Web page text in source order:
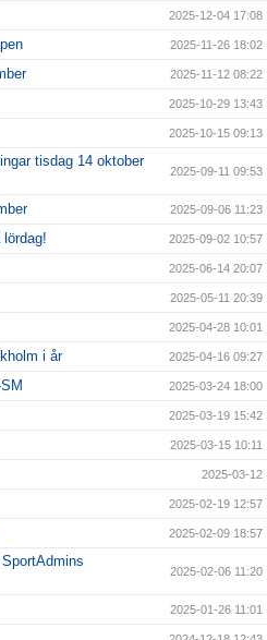
2025-12-04 17:08
2025-11-26 18:02
2025-11-12 08:22
2025-10-29 13:43
2025-10-15 09:13
tisdag 14 oktober
2025-09-11 09:53
2025-09-06 11:23
2025-09-02 10:57
2025-06-14 20:07
2025-05-11 20:39
2025-04-28 10:01
i år 2025-04-16 09:27
2025-03-24 18:00
2025-03-19 15:42
2025-03-15 10:11
2025-03-12
2025-02-19 12:57
2025-02-09 18:57
2025-02-06 11:20
2025-01-26 11:01